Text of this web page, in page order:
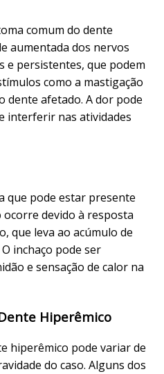
comum do dente
aumentada dos nervos
e persistentes, que podem
como a mastigação
dente afetado. A dor pode
interferir nas atividades
que pode estar presente
devido à resposta
que leva ao acúmulo de
inchaço pode ser
e sensação de calor na
Hiperêmico
hiperêmico pode variar de
do caso. Alguns dos